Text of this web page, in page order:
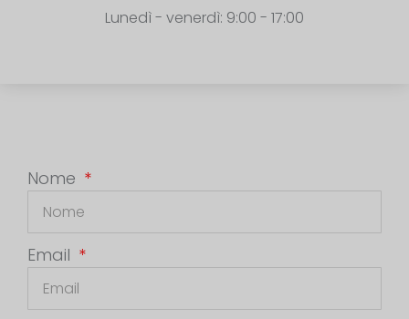
Lunedì - venerdì: 9:00 - 17:00
Nome
Email